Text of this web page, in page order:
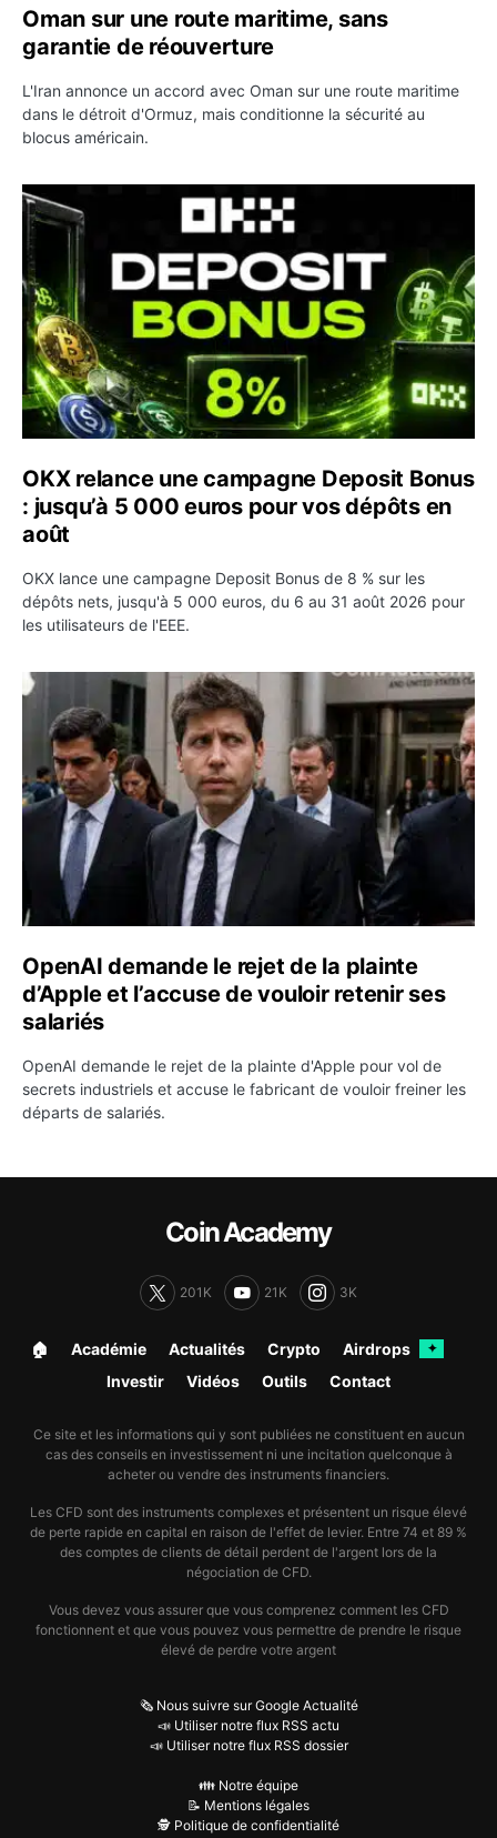
Oman sur une route maritime, sans
garantie de réouverture
L'Iran annonce un accord avec Oman sur une route maritime
dans le détroit d'Ormuz, mais conditionne la sécurité au
blocus américain.
OKX relance une campagne Deposit Bonus : jusqu’à 5
OKX relance une campagne Deposit Bonus
: jusqu’à 5 000 euros pour vos dépôts en
août
OKX lance une campagne Deposit Bonus de 8 % sur les
dépôts nets, jusqu'à 5 000 euros, du 6 au 31 août 2026 pour
les utilisateurs de l'EEE.
OpenAI demande le rejet de la plainte d’Apple et
OpenAI demande le rejet de la plainte
d’Apple et l’accuse de vouloir retenir ses
salariés
OpenAI demande le rejet de la plainte d'Apple pour vol de
secrets industriels et accuse le fabricant de vouloir freiner les
départs de salariés.
Coin Academy
201K 21K 3K
🏠︎ Académie Actualités Crypto Airdrops ✦
Investir Vidéos Outils Contact
Ce site et les informations qui y sont publiées ne constituent en aucun
cas des conseils en investissement ni une incitation quelconque à
acheter ou vendre des instruments financiers.
Les CFD sont des instruments complexes et présentent un risque élevé
de perte rapide en capital en raison de l'effet de levier. Entre 74 et 89 %
des comptes de clients de détail perdent de l'argent lors de la
négociation de CFD.
Vous devez vous assurer que vous comprenez comment les CFD
fonctionnent et que vous pouvez vous permettre de prendre le risque
élevé de perdre votre argent
🗞️ Nous suivre sur Google Actualité
📣 Utiliser notre flux RSS actu
📣 Utiliser notre flux RSS dossier
👪 Notre équipe
📝 Mentions légales
🕵️ Politique de confidentialité